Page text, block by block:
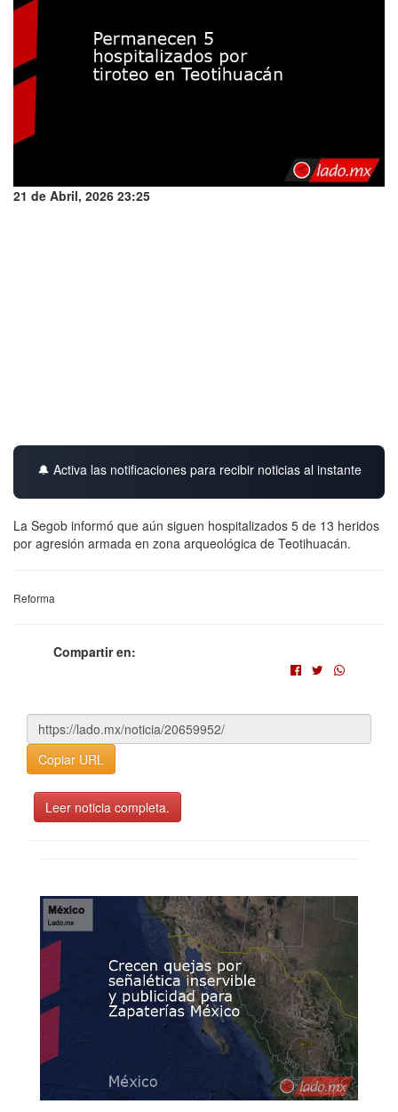
21 de Abril, 2026 23:25
🔔 Activa las notificaciones para recibir noticias al instante
La Segob informó que aún siguen hospitalizados 5 de 13 heridos
por agresión armada en zona arqueológica de Teotihuacán.
Reforma
Compartir en:
Copiar URL
Leer noticia completa.